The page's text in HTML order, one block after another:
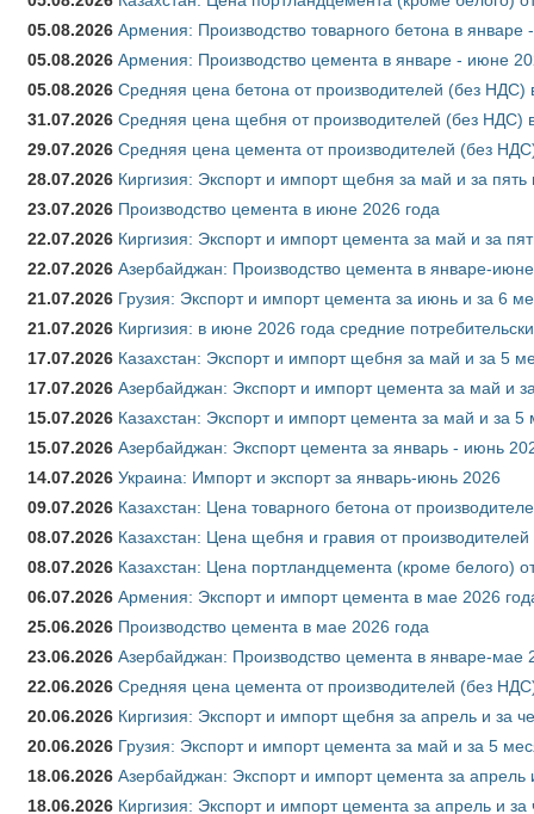
05.08.2026 Армения: Производство товарного бетона в январе
05.08.2026 Армения: Производство цемента в январе - июне
05.08.2026 Средняя цена бетона от производителей (без НДС)
31.07.2026 Средняя цена щебня от производителей (без НДС)
29.07.2026 Средняя цена цемента от производителей (без
28.07.2026 Киргизия: Экспорт и импорт щебня за май и за
23.07.2026 Производство цемента в июне 2026 года
22.07.2026 Киргизия: Экспорт и импорт цемента за май и за
22.07.2026 Азербайджан: Производство цемента в январе-
21.07.2026 Грузия: Экспорт и импорт цемента за июнь и за 6
21.07.2026 Киргизия: в июне 2026 года средние
17.07.2026 Казахстан: Экспорт и импорт щебня за май и за 5
17.07.2026 Азербайджан: Экспорт и импорт цемента за май и
15.07.2026 Казахстан: Экспорт и импорт цемента за май и за
15.07.2026 Азербайджан: Экспорт цемента за январь - июнь
14.07.2026 Украина: Импорт и экспорт за январь-июнь 2026
09.07.2026 Казахстан: Цена товарного бетона от
08.07.2026 Казахстан: Цена щебня и гравия от
08.07.2026 Казахстан: Цена портландцемента (кроме белого)
06.07.2026 Армения: Экспорт и импорт цемента в мае 2026
25.06.2026 Производство цемента в мае 2026 года
23.06.2026 Азербайджан: Производство цемента в январе-мае
22.06.2026 Средняя цена цемента от производителей (без
20.06.2026 Киргизия: Экспорт и импорт щебня за апрель и за
20.06.2026 Грузия: Экспорт и импорт цемента за май и за 5
18.06.2026 Азербайджан: Экспорт и импорт цемента за
18.06.2026 Киргизия: Экспорт и импорт цемента за апрель и